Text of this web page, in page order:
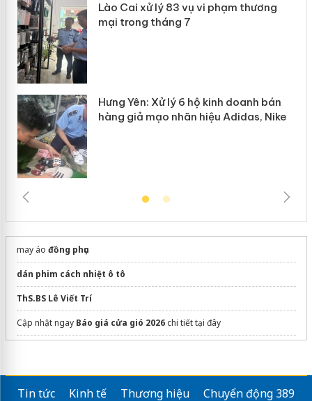
Lào Cai xử lý 83 vụ vi phạm thương
mại trong tháng 7
Hưng Yên: Xử lý 6 hộ kinh doanh bán
hàng giả mạo nhãn hiệu Adidas, Nike
may áo đồng phục
dán phim cách nhiệt ô tô
ThS.BS Lê Viết Trí
Cập nhật ngay Báo giá cửa gió 2026chi tiết tại đây
Tin tức Kinh tế Thương hiệu
Chuyển động 389